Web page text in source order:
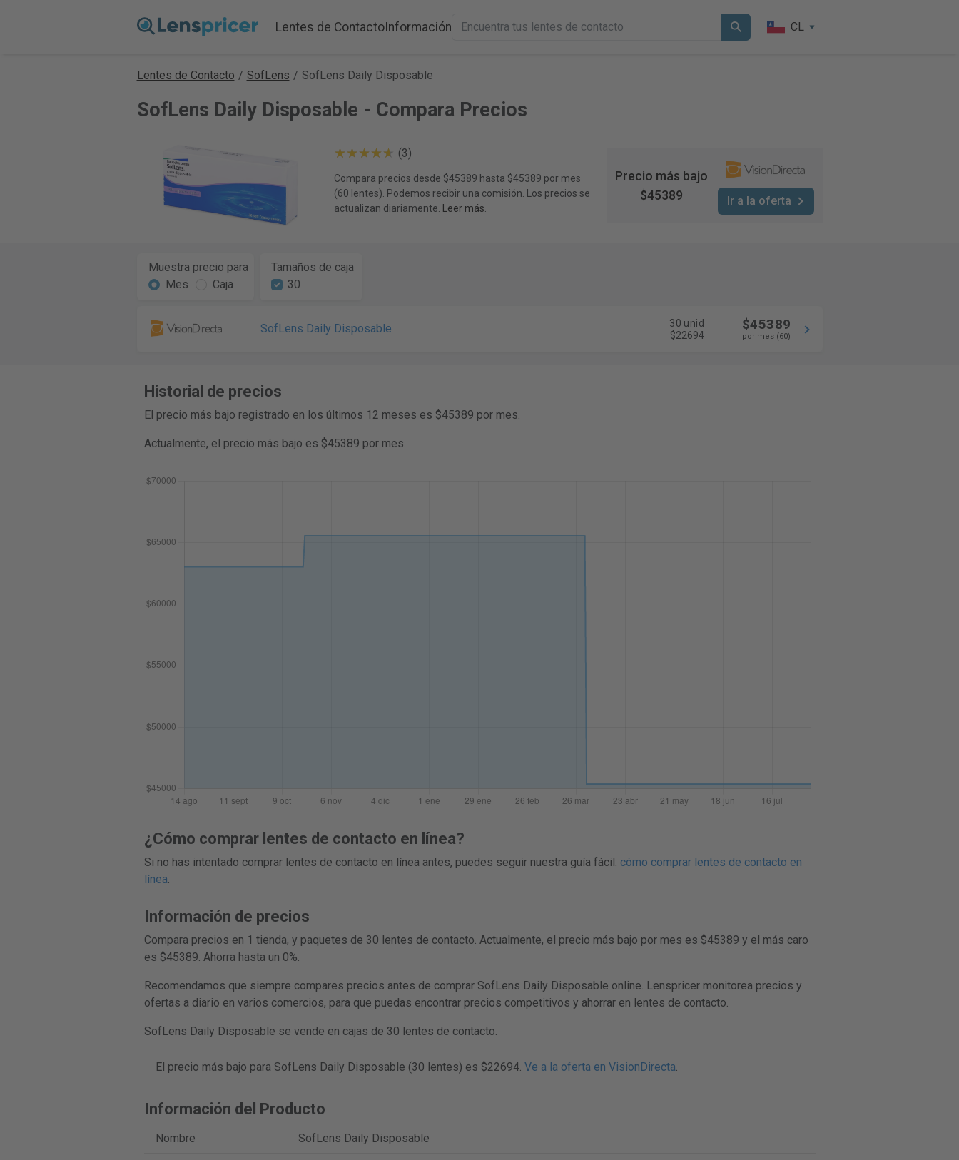
Lentes de ContactoInformación CL
Lentes de Contacto / SofLens / SofLens Daily Disposable
SofLens Daily Disposable - Compara Precios
(3)
Compara precios desde $45389 hasta $45389 por mes
(60 lentes). Podemos recibir una comisión. Los precios se
actualizan diariamente. Leer más
Precio más bajo
$45389
Ir a la oferta
Muestra precio para
Mes
Caja
Tamaños de caja
30
SofLens Daily Disposable
30 unid
$22694
$45389
por mes (60)
Historial de precios
El precio más bajo registrado en los últimos 12 meses es $45389 por mes.
Actualmente, el precio más bajo es $45389 por mes.
¿Cómo comprar lentes de contacto en línea?
Si no has intentado comprar lentes de contacto en línea antes, puedes seguir nuestra guía fácil: cómo comprar lentes de contacto en
línea.
Información de precios
Compara precios en 1 tienda, y paquetes de 30 lentes de contacto. Actualmente, el precio más bajo por mes es $45389 y el más caro
es $45389. Ahorra hasta un 0%.
Recomendamos que siempre compares precios antes de comprar SofLens Daily Disposable online. Lenspricer monitorea precios y
ofertas a diario en varios comercios, para que puedas encontrar precios competitivos y ahorrar en lentes de contacto.
SofLens Daily Disposable se vende en cajas de 30 lentes de contacto.
El precio más bajo para SofLens Daily Disposable (30 lentes) es $22694. Ve a la oferta en VisionDirecta.
Información del Producto
Nombre SofLens Daily Disposable